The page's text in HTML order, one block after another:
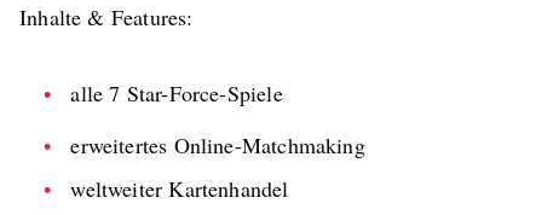
Inhalte & Features:
alle 7 Star-Force-Spiele
erweitertes Online-Matchmaking
weltweiter Kartenhandel